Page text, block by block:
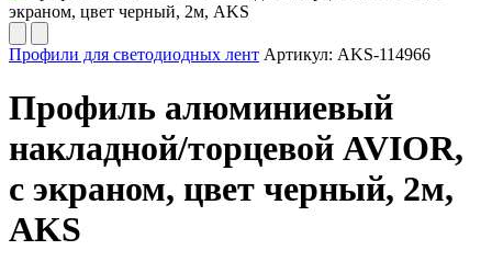
Профили для светодиодных лент Артикул: AKS-114966
Профиль алюминиевый
накладной/торцевой AVIOR,
с экраном, цвет черный, 2м,
AKS